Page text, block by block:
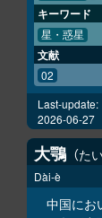
キーワード
星・惑星
文献
02
Last-update:
2026-06-27
大鶚 た
Dài-è
中国にお